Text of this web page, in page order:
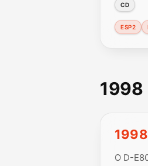
CD
ESP2
1998
1998
O D-